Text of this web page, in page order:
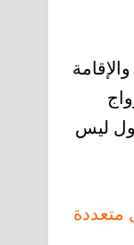
ليس